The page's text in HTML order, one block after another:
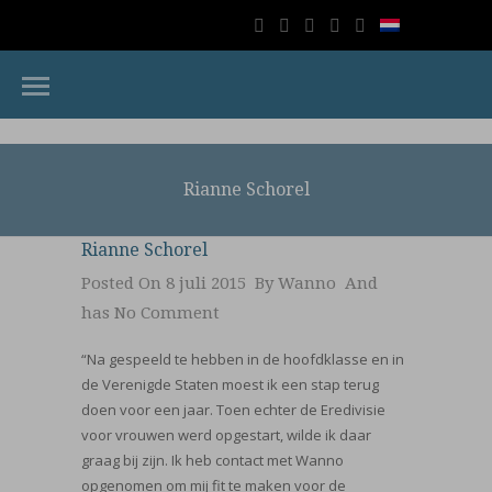
Rianne Schorel
Rianne Schorel
Posted On 8 juli 2015 ByWanno And
has No Comment
“Na gespeeld te hebben in de hoofdklasse en in
de Verenigde Staten moest ik een stap terug
doen voor een jaar. Toen echter de Eredivisie
voor vrouwen werd opgestart, wilde ik daar
graag bij zijn. Ik heb contact met Wanno
opgenomen om mij fit te maken voor de